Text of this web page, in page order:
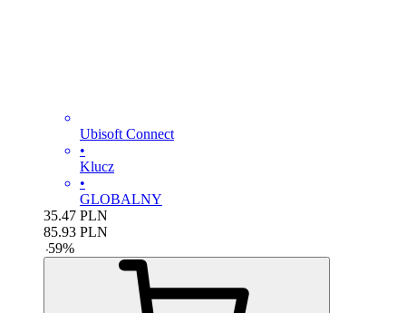
Ubisoft Connect
•
Klucz
•
GLOBALNY
35.47 PLN
85.93 PLN
-59%